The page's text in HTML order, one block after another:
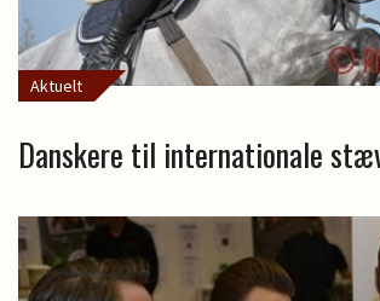
Aktuelt
Danskere til internationale